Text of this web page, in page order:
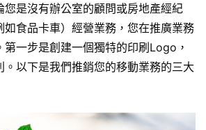
您是沒有辦公室的顧問或房地產經紀
如食品卡車）經營業務，您在推廣業務
第一步是創建一個獨特的印刷Logo，
。以下是我們推銷您的移動業務的三大